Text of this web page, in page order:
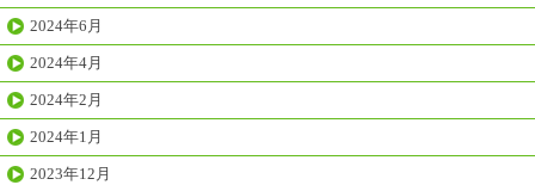
2024年6月
2024年4月
2024年2月
2024年1月
2023年12月